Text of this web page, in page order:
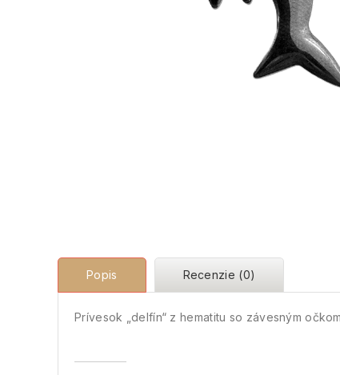
Popis Recenzie (0)
Prívesok „delfín“ z hematitu so závesným